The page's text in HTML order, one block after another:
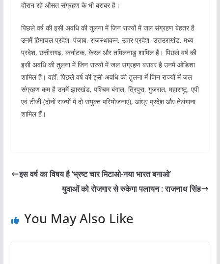
दौरान रहे औसत संग्रहण के भी बराबर है।
पिछले वर्ष की इसी अवधि की तुलना में जिन राज्यों में जल संग्रहण बेहतर है
उनमें हिमाचल प्रदेश, पंजाब, राजस्थाकन, उत्तर प्रदेश, उत्तउराखंड, मध्य
प्रदेश, छत्तीसगढ़, कर्नाटक, केरल और तमिलनाडु शामिल हैं। पिछले वर्ष की
इसी अवधि की तुलना में जिन राज्यों में जल संग्रहण बराबर है उनमें ओडिशा
शामिल है। वहीं, पिछले वर्ष की इसी अवधि की तुलना में जिन राज्यों में जल
संग्रहण कम है उनमें झारखंड, पश्चिम बंगाल, त्रिपुरा, गुजरात, महाराष्ट्र्, एपी
एवं टीजी (दोनों राज्यों में दो संयुक्त परियोजनाएं), आंध्र प्रदेश और तेलंगाना
शामिल हैं।
इस वर्ष का विषय है ‘भ्रष्ट चार मिटाओ-नया भारत बनाओ’
युवाओं को रोजगार से रुकेगा पलायन : राजनाथ सिंह
You May Also Like